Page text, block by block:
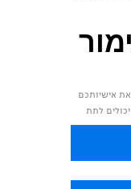
אישיותכם
לתת